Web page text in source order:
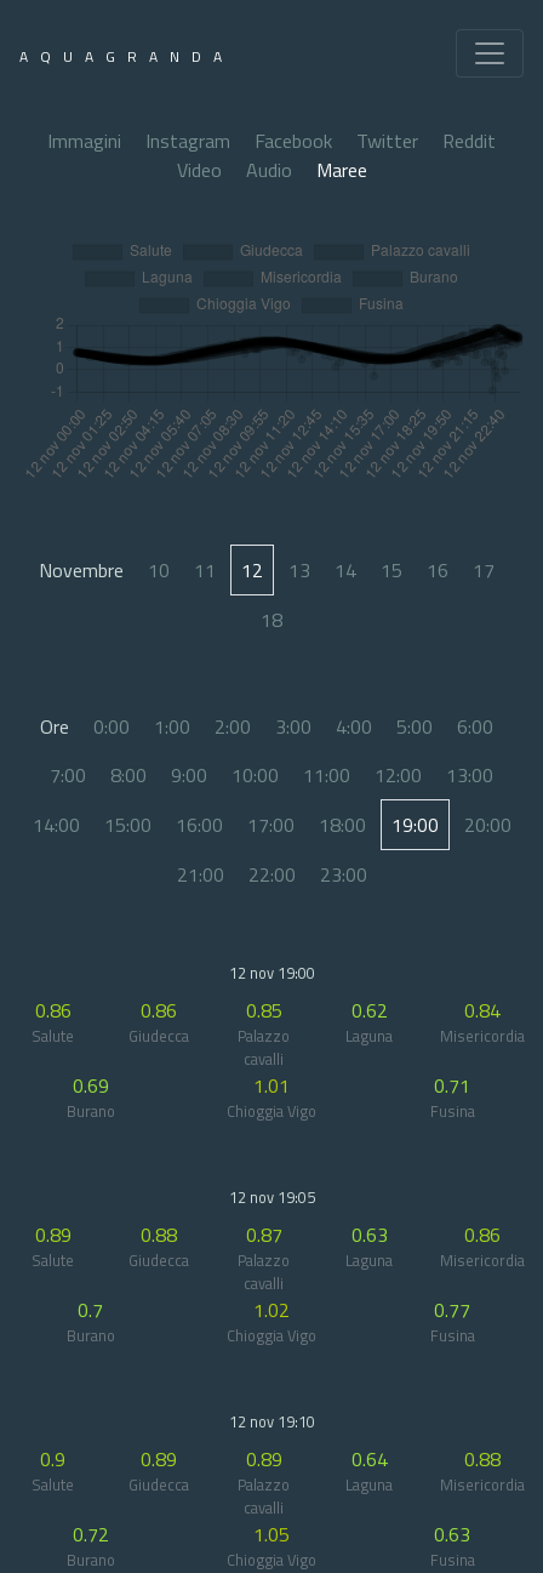
AQUAGRANDA
Immagini Instagram Facebook Twitter
Reddit
Video
Audio Maree
Novembre 10 11 12 13 14 15 16
17
18
Ore 0:00 1:00 2:00 3:00 4:00 5:00
6:00
7:00
8:00 9:00 10:00 11:00 12:00
13:00
14:00
15:00 16:00 17:00 18:00 19:00
20:00
21:00
22:00 23:00
12 nov 19:00
0.86
Salute
0.86
Giudecca
0.85
Palazzo
cavalli
0.62
Laguna
0.84
Misericordia
0.69
Burano
1.01
Chioggia Vigo
0.71
Fusina
12 nov 19:05
0.89
Salute
0.88
Giudecca
0.87
Palazzo
cavalli
0.63
Laguna
0.86
Misericordia
0.7
Burano
1.02
Chioggia Vigo
0.77
Fusina
12 nov 19:10
0.9
Salute
0.89
Giudecca
0.89
Palazzo
cavalli
0.64
Laguna
0.88
Misericordia
0.72
Burano
1.05
Chioggia Vigo
0.63
Fusina